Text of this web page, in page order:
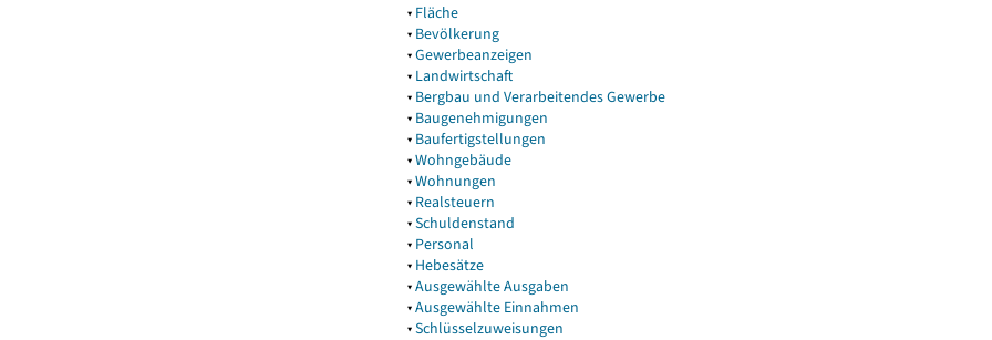
▾ Fläche
▾ Bevölkerung
▾Gewerbeanzeigen
▾ Landwirtschaft
▾ Bergbau und Verarbeitendes Gewerbe
▾ Baugenehmigungen
▾ Baufertigstellungen
▾Wohngebäude
▾Wohnungen
▾ Realsteuern
▾Schuldenstand
▾ Personal
▾ Hebesätze
▾Ausgewählte Ausgaben
▾Ausgewählte Einnahmen
▾Schlüsselzuweisungen